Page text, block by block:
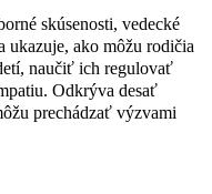
deti.
skvelým sprievodcom pre
ktorý chce svojim
najlepšiu podporu v
skúsenosti, vedecké
ukazuje, ako môžu rodičia
naučiť ich regulovať
Odkrýva desať
prechádzať výzvami